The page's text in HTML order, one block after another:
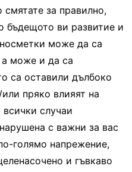
смятате за правилно,
бъдещото ви развитие и
може да са
а може и да са
са оставили дълбоко
пряко влияят на
случаи
с важни за вас
голямо напрежение,
и гъвкаво